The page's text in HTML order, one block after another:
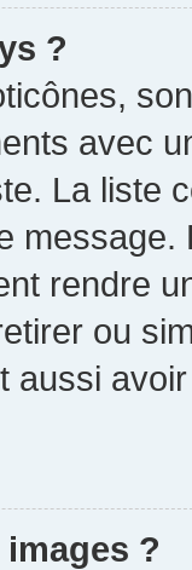
?
avec
La liste
rendre
ou
aussi
?